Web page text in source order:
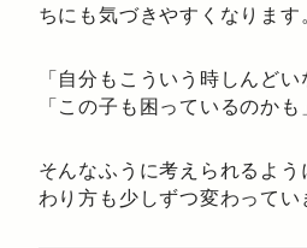
ちにも気づきやすくなります
「自分もこういう時しんどい
「この子も困っているのかも
そんなふうに考えられるよ
わり方も少しずつ変わってい